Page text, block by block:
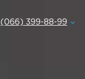
(066) 399-88-99